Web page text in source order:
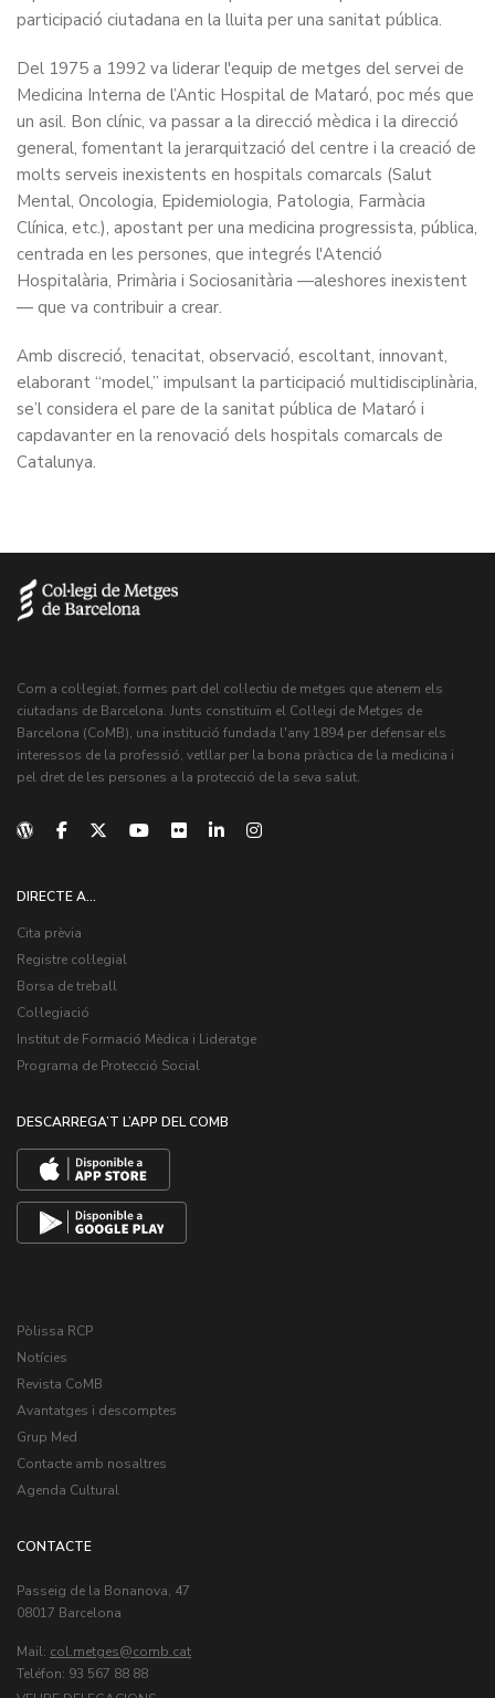
participació ciutadana en la lluita per una sanitat pública.
Del 1975 a 1992 va liderar l'equip de metges del servei de
Medicina Interna de l’Antic Hospital de Mataró, poc més que
un asil. Bon clínic, va passar a la direcció mèdica i la direcció
general, fomentant la jerarquització del centre i la creació de
molts serveis inexistents en hospitals comarcals (Salut
Mental, Oncologia, Epidemiologia, Patologia, Farmàcia
Clínica, etc.), apostant per una medicina progressista, pública,
centrada en les persones, que integrés l'Atenció
Hospitalària, Primària i Sociosanitària —aleshores inexistent
— que va contribuir a crear.
Amb discreció, tenacitat, observació, escoltant, innovant,
elaborant “model,” impulsant la participació multidisciplinària,
se’l considera el pare de la sanitat pública de Mataró i
capdavanter en la renovació dels hospitals comarcals de
Catalunya.
Com a col·legiat, formes part del col·lectiu de metges que atenem els
ciutadans de Barcelona. Junts constituïm el Col·legi de Metges de
Barcelona (CoMB), una institució fundada l'any 1894 per defensar els
interessos de la professió, vetllar per la bona pràctica de la medicina i
pel dret de les persones a la protecció de la seva salut.
DIRECTE A...
Cita prèvia
Registre col·legial
Borsa de treball
Col·legiació
Institut de Formació Mèdica i Lideratge
Programa de Protecció Social
DESCARREGA’T L’APP DEL COMB
Pòlissa RCP
Notícies
Revista CoMB
Avantatges i descomptes
Grup Med
Contacte amb nosaltres
Agenda Cultural
CONTACTE
Passeig de la Bonanova, 47
08017 Barcelona
Mail: col.metges
Teléfon: 93 567 88 88